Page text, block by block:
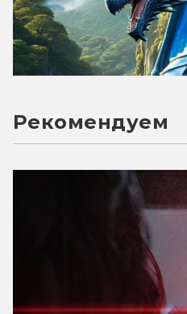
Рекомендуем